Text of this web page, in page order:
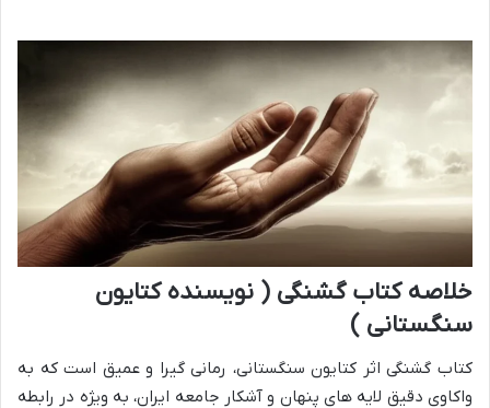
خلاصه کتاب گشنگی ( نویسنده کتایون
سنگستانی )
کتاب گشنگی اثر کتایون سنگستانی، رمانی گیرا و عمیق است که به
واکاوی دقیق لایه های پنهان و آشکار جامعه ایران، به ویژه در رابطه